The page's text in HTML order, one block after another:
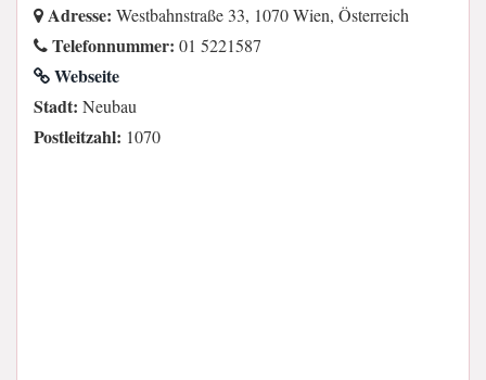
Adresse: Westbahnstraße 33, 1070 Wien, Österreich
Telefonnummer: 01 5221587
Webseite
Stadt: Neubau
Postleitzahl: 1070